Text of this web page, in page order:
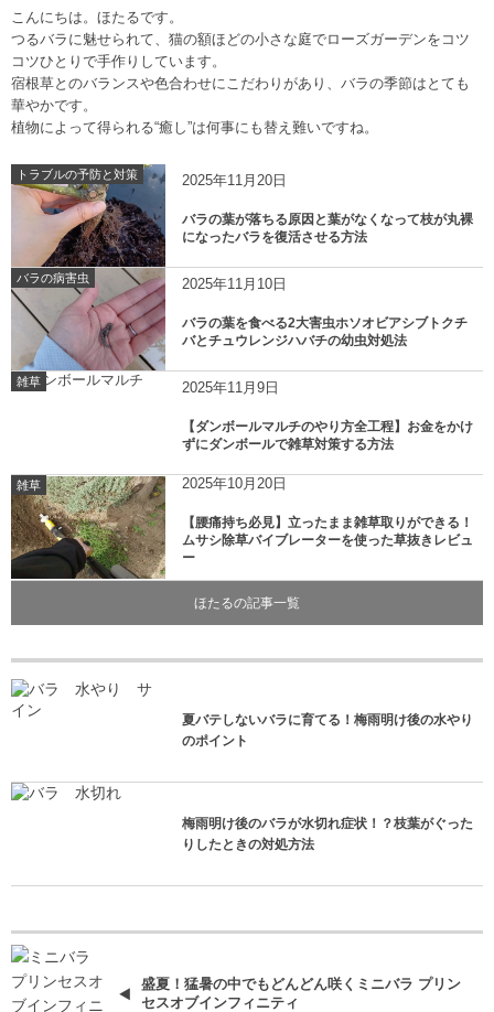
こんにちは。ほたるです。
つるバラに魅せられて、猫の額ほどの小さな庭でローズガーデンをコツ
コツひとりで手作りしています。
宿根草とのバランスや色合わせにこだわりがあり、バラの季節はとても
華やかです。
植物によって得られる“癒し”は何事にも替え難いですね。
トラブルの予防と対策 2025年11月20日
バラの葉が落ちる原因と葉がなくなって枝が丸裸
になったバラを復活させる方法
バラの病害虫 2025年11月10日
バラの葉を食べる2大害虫ホソオビアシブトクチ
バとチュウレンジハバチの幼虫対処法
雑草 2025年11月9日
【ダンボールマルチのやり方全工程】お金をかけ
ずにダンボールで雑草対策する方法
雑草 2025年10月20日
【腰痛持ち必見】立ったまま雑草取りができる！
ムサシ除草バイブレーターを使った草抜きレビュ
ー
ほたるの記事一覧
夏バテしないバラに育てる！梅雨明け後の水やり
のポイント
梅雨明け後のバラが水切れ症状！？枝葉がぐった
りしたときの対処方法
盛夏！猛暑の中でもどんどん咲くミニバラ プリン
セスオブインフィニティ